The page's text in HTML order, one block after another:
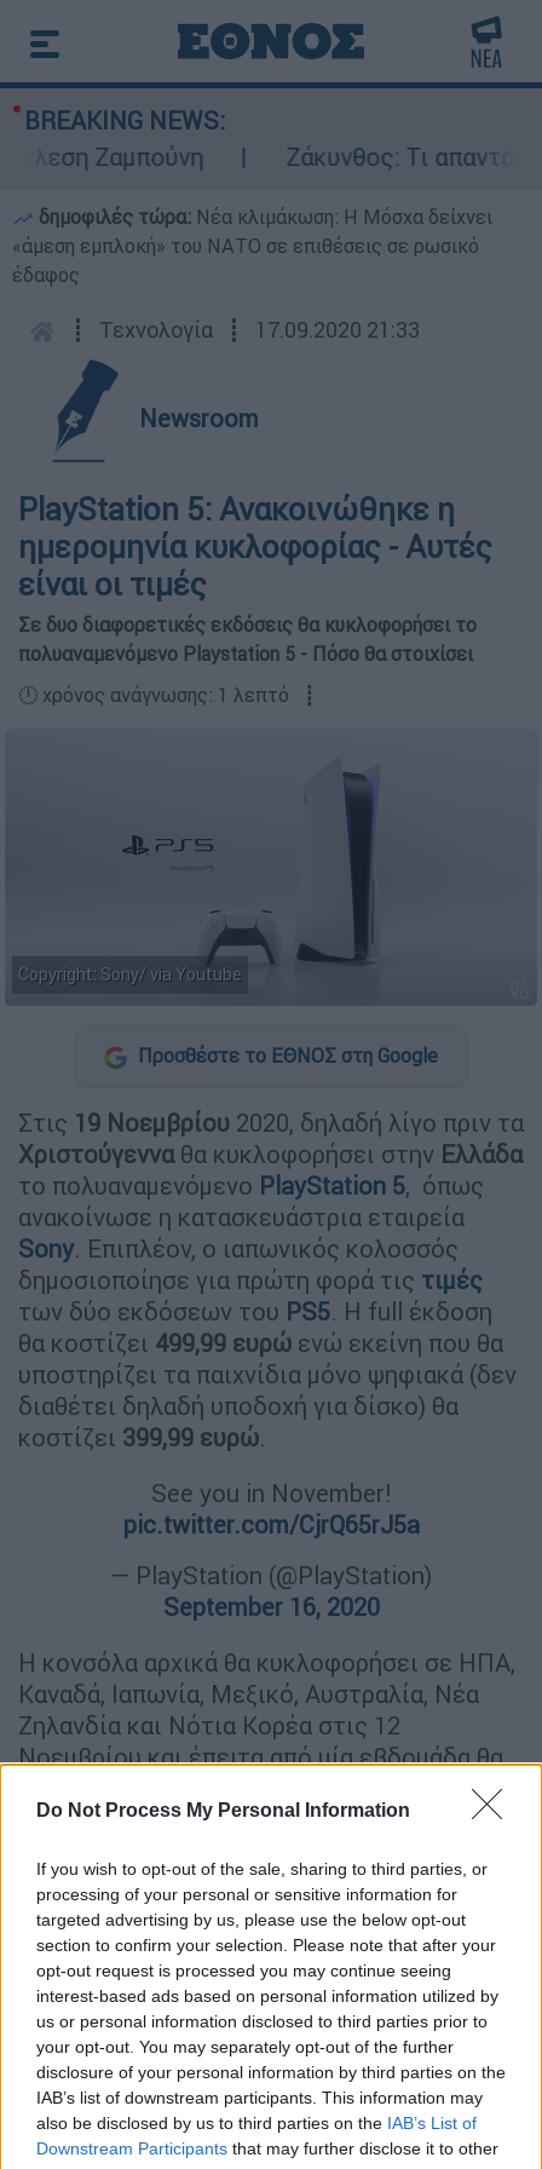
Do Not Process My Personal Information
If you wish to opt-out of the sale, sharing to third parties, or
processing of your personal or sensitive information for
targeted advertising by us, please use the below opt-out
section to confirm your selection. Please note that after your
opt-out request is processed you may continue seeing
interest-based ads based on personal information utilized by
us or personal information disclosed to third parties prior to
your opt-out. You may separately opt-out of the further
disclosure of your personal information by third parties on the
IAB’s list of downstream participants. This information may
also be disclosed by us to third parties on the IAB’s List of
Downstream Participants that may further disclose it to other
BREAKING NEWS:
Ζαμπούνη
Ζάκυνθος: Τι απαντά η
δημοφιλές τώρα: Νέα κλιμάκωση: Η Μόσχα δείχνει
«άμεση εμπλοκή» του ΝΑΤΟ σε επιθέσεις σε ρωσικό
έδαφος
┋ Τεχνολογία ┋ 17.09.2020 21:33
Newsroom
PlayStation 5: Ανακοινώθηκε η
ημερομηνία κυκλοφορίας - Αυτές
είναι οι τιμές
Σε δυο διαφορετικές εκδόσεις θα κυκλοφορήσει το
πολυαναμενόμενο Playstation 5 - Πόσο θα στοιχίσει
🕛 χρόνος ανάγνωσης: 1 λεπτό ┋
Copyright: Sony/ via Youtube
Προσθέστε το ΕΘΝΟΣ στη Google
Στις 19 Νοεμβρίου 2020, δηλαδή λίγο πριν τα
Χριστούγεννα θα κυκλοφορήσει στην Ελλάδα
το πολυαναμενόμενο PlayStation 5, όπως
ανακοίνωσε η κατασκευάστρια εταιρεία
Sony. Επιπλέον, ο ιαπωνικός κολοσσός
δημοσιοποίησε για πρώτη φορά τις τιμές
των δύο εκδόσεων του PS5. Η full έκδοση
θα κοστίζει 499,99 ευρώ ενώ εκείνη που θα
υποστηρίζει τα παιχνίδια μόνο ψηφιακά (δεν
διαθέτει δηλαδή υποδοχή για δίσκο) θα
κοστίζει 399,99 ευρώ.
See you in November!
pic.twitter.com/CjrQ65rJ5a
— PlayStation (@PlayStation)
September 16, 2020
Η κονσόλα αρχικά θα κυκλοφορήσει σε ΗΠΑ,
Καναδά, Ιαπωνία, Μεξικό, Αυστραλία, Νέα
Ζηλανδία και Νότια Κορέα στις 12
Νοεμβρίου και έπειτα από μία εβδομάδα θα
και φυσικά στη χώρα
μας. Μάλιστα, μαζί με την ανακοίνωση για το
κυκλοφορία νέουGod of Warμέσα στο 2021.
video